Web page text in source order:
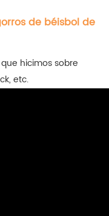
de béisbol de
hicimos sobre
etc.